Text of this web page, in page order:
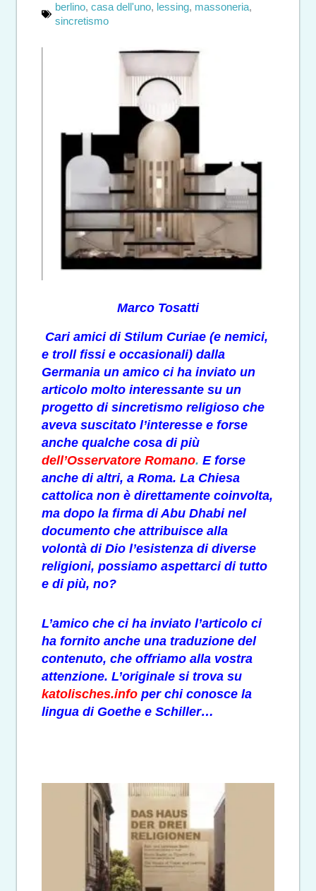
berlino, casa dell'uno, lessing, massoneria,
sincretismo
Marco Tosatti
Cari amici di Stilum Curiae (e nemici,
e troll fissi e occasionali) dalla
Germania un amico ci ha inviato un
articolo molto interessante su un
progetto di sincretismo religioso che
aveva suscitato l’interesse e forse
anche qualche cosa di più
dell’Osservatore Romano. E forse
anche di altri, a Roma. La Chiesa
cattolica non è direttamente coinvolta,
ma dopo la firma di Abu Dhabi nel
documento che attribuisce alla
volontà di Dio l’esistenza di diverse
religioni, possiamo aspettarci di tutto
e di più, no?
L’amico che ci ha inviato l’articolo ci
ha fornito anche una traduzione del
contenuto, che offriamo alla vostra
attenzione. L’originale si trova su
katolisches.info per chi conosce la
lingua di Goethe e Schiller…